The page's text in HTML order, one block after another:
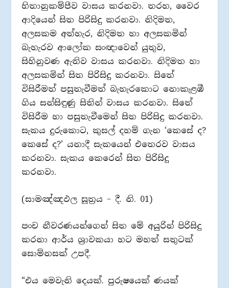
හිතානුකම්පීව වාසය කරනවා. තරහ, වෛර
ආදියෙන් සිත පිරිසිදු කරනවා. නිදිමත,
අලසකම අත්හැර, නිදිමත හා අලසකමින්
බැහැරව ආලෝක සංඥාවෙන් යුතුව,
සිහිනුවණ ඇතිව වාසය කරනවා. නිදිමත හා
අලසකමින් සිත පිරිසිදු කරනවා. සිතේ
විසිරීමත් පසුතැවීමත් බැහැරකොට නොකැළඹී
ගිය සන්සිඳුණු සිතින් වාසය කරනවා. සිතේ
විසිරීම හා පසුතැවීමෙන් සිත පිරිසිදු කරනවා.
සැකය දුරුකොට, කුසල් දහම් ගැන ‘කෙසේ ද?
කෙසේ ද?’ යනාදී සැකයෙන් එතෙරව වාසය
කරනවා. සැකය කෙරෙන් සිත පිරිසිදු
කරනවා.
(සාමඤ්ඤඵල සූත්‍රය – දී. නි. 01)
පංච නීවරණයන්ගෙන් සිත මේ අයුරින් පිරිසිදු
කරනා ආර්ය ශ්‍රාවකයා හට මහත් සතුටක්
සොම්නසක් උපදී.
“එය මෙවැනි දෙයක්. පුරුෂයෙක් ණයක්